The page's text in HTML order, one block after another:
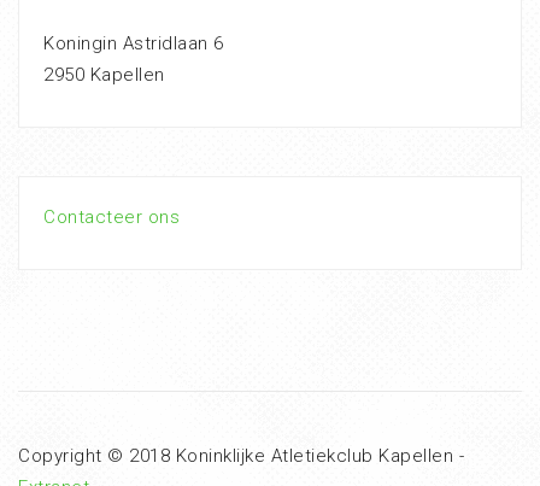
Koningin Astridlaan 6
2950 Kapellen
Contacteer ons
Copyright © 2018 Koninklijke Atletiekclub Kapellen -